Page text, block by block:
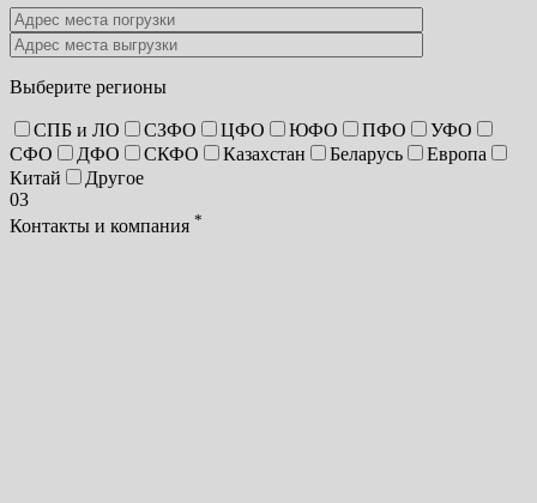
Выберите регионы
СПБ и ЛО СЗФО ЦФО ЮФО ПФО
УФО
СФО
ДФО СКФО Казахстан Беларусь
Европа
Китай
Другое
03
Контакты и компания *